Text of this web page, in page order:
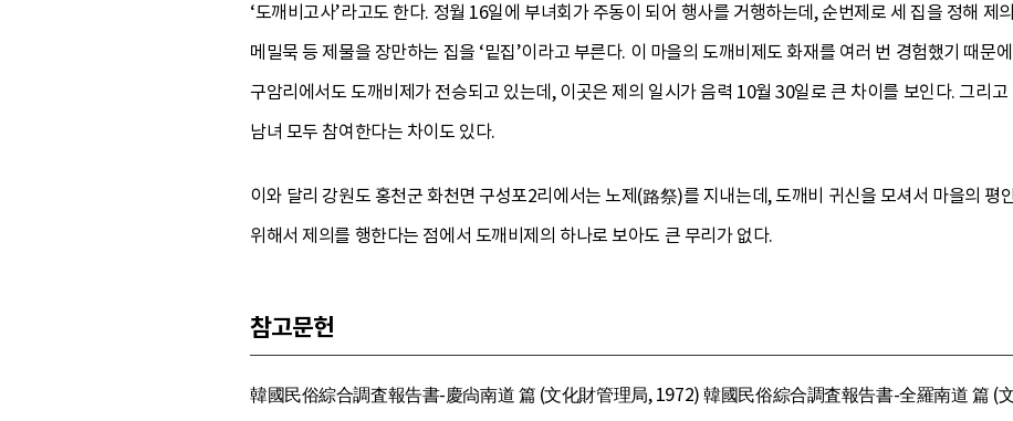
‘도깨비고사’라고도 한다. 정월 16일에 부녀회가 주동이 되어 행사를 거행하는데, 순번제로 세 집을 정해 제
메밀묵 등 제물을 장만하는 집을 ‘밑집’이라고 부른다. 이 마을의 도깨비제도 화재를 여러 번 경험했기 때문
구암리에서도 도깨비제가 전승되고 있는데, 이곳은 제의 일시가 음력 10월 30일로 큰 차이를 보인다. 그리
남녀 모두 참여한다는 차이도 있다.
이와 달리 강원도 홍천군 화천면 구성포2리에서는 노제(路祭)를 지내는데, 도깨비 귀신을 모셔서 마을의 평
위해서 제의를 행한다는 점에서 도깨비제의 하나로 보아도 큰 무리가 없다.
참고문헌
韓國民俗綜合調査報告書-慶尙南道 篇 (文化財管理局, 1972) 韓國民俗綜合調査報告書-全羅南道 篇 (